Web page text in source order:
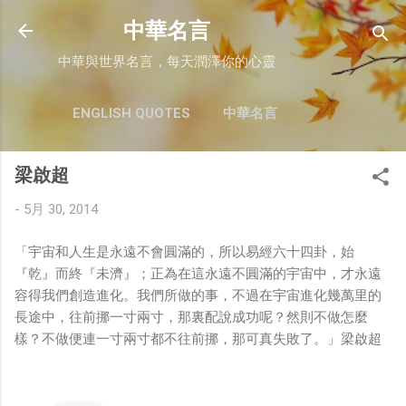
跳至主要內容
中華名言
中華與世界名言，每天潤澤你的心靈
ENGLISH QUOTES 中華名言
梁啟超
- 5月 30, 2014
「宇宙和人生是永遠不會圓滿的，所以易經六十四卦，始
『乾』而終『未濟』；正為在這永遠不圓滿的宇宙中，才永遠
容得我們創造進化。我們所做的事，不過在宇宙進化幾萬里的
長途中，往前挪一寸兩寸，那裏配說成功呢？然則不做怎麼
樣？不做便連一寸兩寸都不往前挪，那可真失敗了。」梁啟超